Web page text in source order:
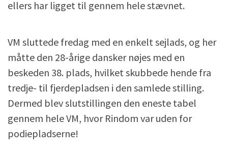
ellers har ligget til gennem hele stævnet.
VM sluttede fredag med en enkelt sejlads, og her
måtte den 28-årige dansker nøjes med en
beskeden 38. plads, hvilket skubbede hende fra
tredje- til fjerdepladsen i den samlede stilling.
Dermed blev slutstillingen den eneste tabel
gennem hele VM, hvor Rindom var uden for
podiepladserne!